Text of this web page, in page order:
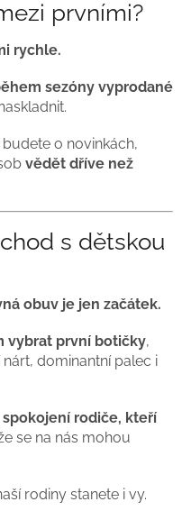
prvními?
rychle.
sezóny vyprodané
o novinkách,
vědět dříve než
s dětskou
obuv je jen začátek.
vybrat první botičky,
dominantní palec i
rodiče, kteří
se na nás mohou
rodiny stanete i vy.